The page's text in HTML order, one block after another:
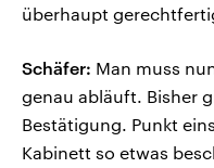
überhaupt
Schäfer: Man muss
genau abläuft. Bisher
Bestätigung. Punkt
Kabinett so etwas